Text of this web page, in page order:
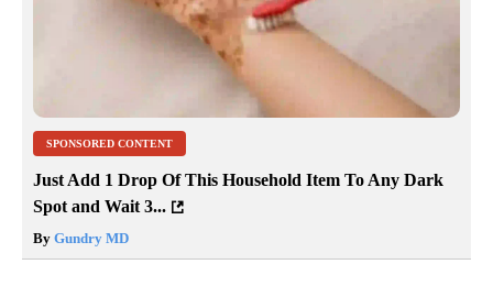
SPONSORED CONTENT
Just Add 1 Drop Of This Household Item To Any Dark
Spot and Wait 3...
By Gundry MD